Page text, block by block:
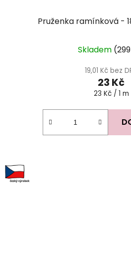
Pruženka ramínková -
Skladem
19,01 Kč bez
23 Kč
Měrná
23 Kč / 1 m